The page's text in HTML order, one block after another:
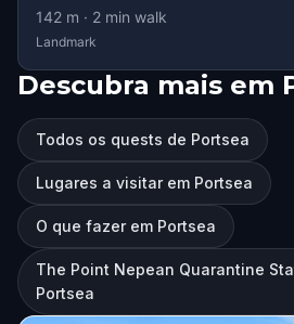
142 m · 2 min walk
Landmark
Descubra mais em
Todos os quests de Portsea
Lugares a visitar em Portsea
O que fazer em Portsea
The Point Nepean Quarantine
Portsea